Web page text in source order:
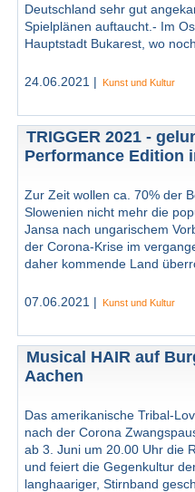
Deutschland sehr gut
Spielplänen auftaucht.- Im
Hauptstadt Bukarest, wo
24.06.2021 | Kunst und Kultur
TRIGGER 2021 -
Performance Edition
Zur Zeit wollen ca. 70% der
Slowenien nicht mehr die
Jansa nach ungarischem
der Corona-Krise im
daher kommende Land
07.06.2021 | Kunst und Kultur
Musical HAIR auf
Aachen
Das amerikanische Tribal-
nach der Corona
ab 3. Juni um 20.00 Uhr die
und feiert die Gegenkultur
langhaariger, Stirnband